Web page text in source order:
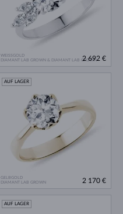
WEISSGOLD
DIAMANT LAB GROWN & DIAMANT LAB GROWN
2 692 €
GELBGOLD
DIAMANT LAB GROWN
AUF LAGER
2 170 €
AUF LAGER